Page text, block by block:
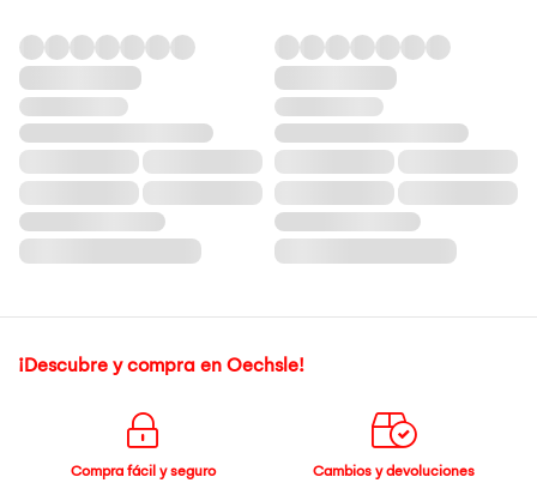
¡Descubre y compra en Oechsle!
Compra fácil y seguro
Cambios y devoluciones